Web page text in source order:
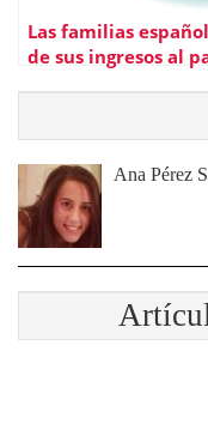
Las familias
de sus ingresos al
Ana Pérez